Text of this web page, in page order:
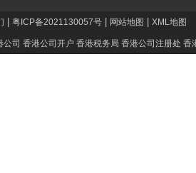
粤ICP备2021130057号 网站地图 XML地图
公司 香港公司开户 香港税务局 香港公司注册处 香